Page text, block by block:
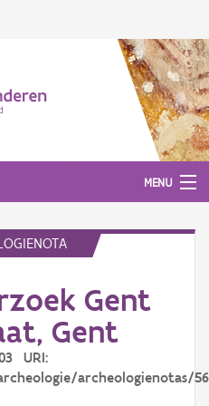
MENU
Gent
Gent
URI:
archeologienotas/